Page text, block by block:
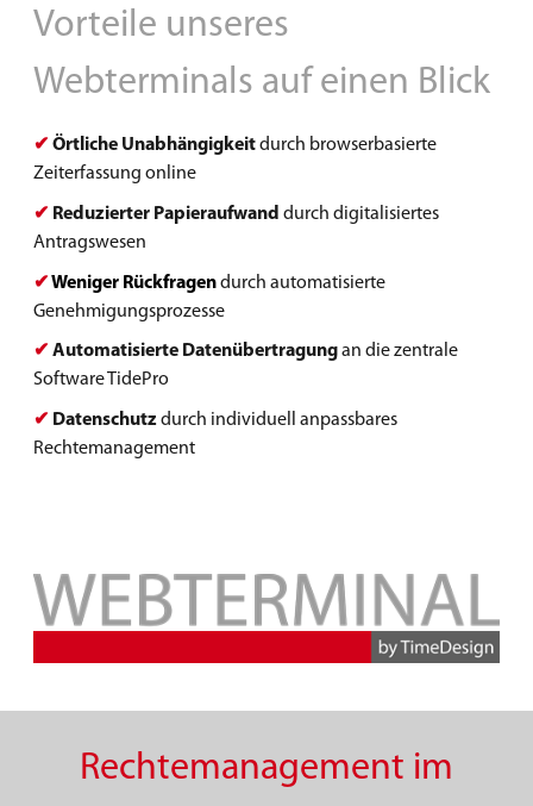
Vorteile unseres
Webterminals auf einen Blick
✔ Örtliche Unabhängigkeitdurch browserbasierte
Zeiterfassung online
✔ Reduzierter Papieraufwanddurch digitalisiertes
Antragswesen
✔Weniger Rückfragendurch automatisierte
Genehmigungsprozesse
✔ Automatisierte Datenübertragungan die zentrale
Software TidePro
✔ Datenschutzdurch individuell anpassbares
Rechtemanagement
Rechtemanagement im